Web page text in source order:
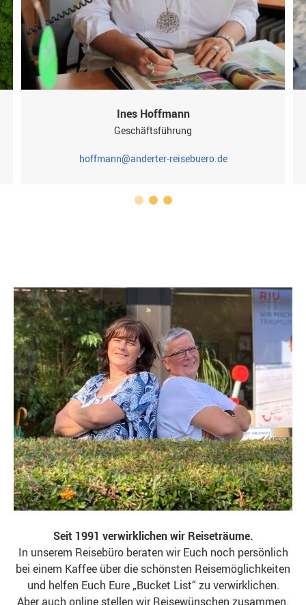
Ines Hoffmann
Geschäftsführung
hoffmann@anderter-reisebuero.de
1 2 3
Seit 1991 verwirklichen wir Reiseträume.
In unserem Reisebüro beraten wir Euch noch persönlich
bei einem Kaffee über die schönsten Reisemöglichkeiten
und helfen Euch Eure „Bucket List“ zu verwirklichen.
Aber auch online stellen wir Reisewünschen zusammen.